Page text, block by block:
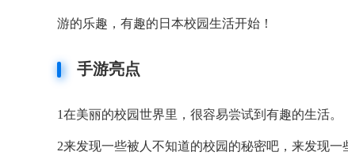
游的乐趣，有趣的日本校园生活开始！
手游亮点
1在美丽的校园世界里，很容易尝试到有趣的生活。
2来发现一些被人不知道的校园的秘密吧，来发现一